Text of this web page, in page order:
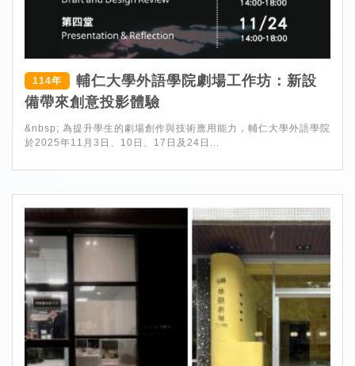
114年
輔仁大學外語學院劇場工作坊：新設
備帶來創意投影體驗
&nbsp; 為提升學生的劇場創作與技術應用能力，輔仁大學外語學院
於2025年11月3日、10日、17日及24日...